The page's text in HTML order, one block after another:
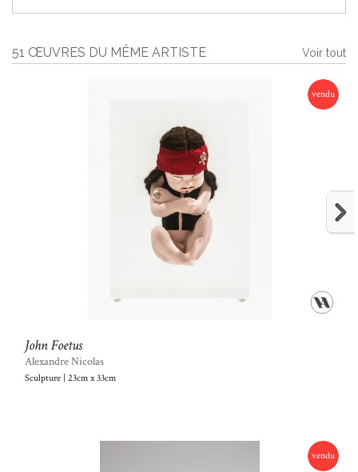
Voir tout
51 ŒUVRES DU MÊME ARTISTE
vendu
John Foetus
Alexandre Nicolas
Sculpture | 23cm x 33cm
vendu